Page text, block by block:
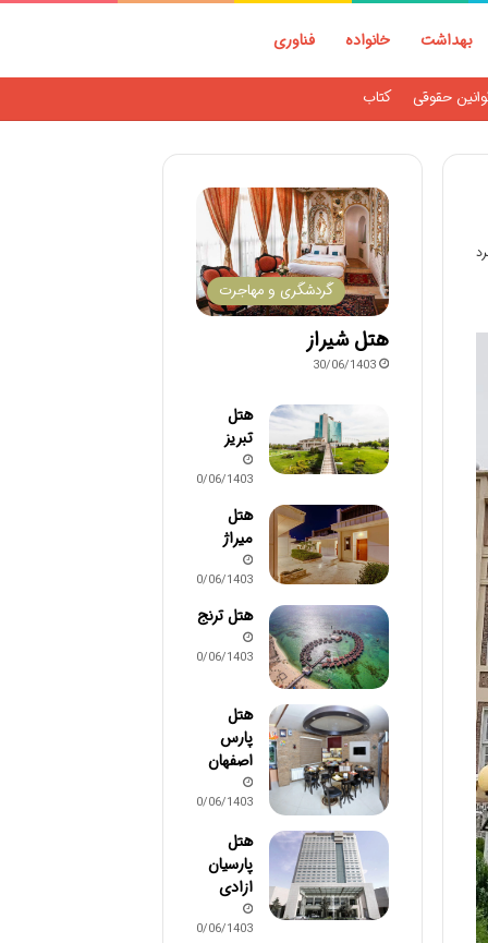
بهداشت خانواده فناوری
حقوقی کتاب
گردشگری و مهاجرت
هتل شیراز
30/06/1403
هتل
تبریز
30/06/1403
هتل
میراژ
30/06/1403
هتل ترنج
30/06/1403
هتل
پارس
اصفهان
30/06/1403
هتل
پارسیان
ازادی
30/06/1403